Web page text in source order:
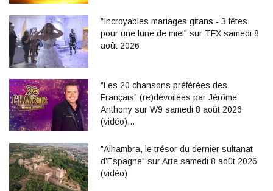
"Incroyables mariages gitans - 3 fêtes
pour une lune de miel" sur TFX samedi 8
août 2026
"Les 20 chansons préférées des
Français" (re)dévoilées par Jérôme
Anthony sur W9 samedi 8 août 2026
(vidéo)…
"Alhambra, le trésor du dernier sultanat
d’Espagne" sur Arte samedi 8 août 2026
(vidéo)